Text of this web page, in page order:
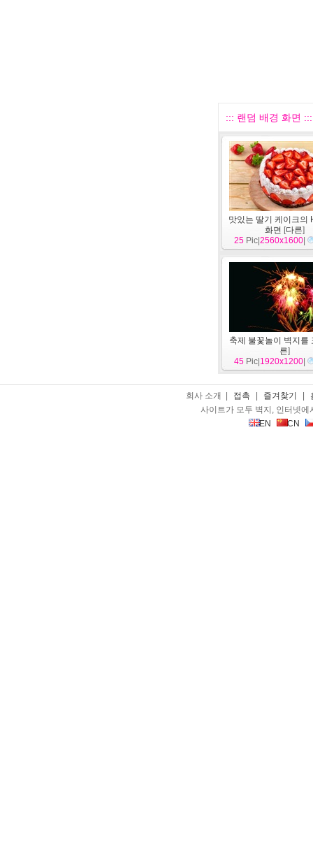
::: 랜덤 배경 화면 :::
맛있는 딸기 케이크의
화면 [다른]
25 Pic|2560x1600
축제 불꽃놀이 벽지를
른]
45 Pic| 1920x1200
회사 소개 | 접촉 즐겨찾기
사이트가 모두 벽지, 인터넷
EN
CN